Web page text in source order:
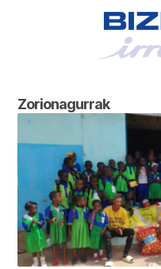
Zorionagurrak